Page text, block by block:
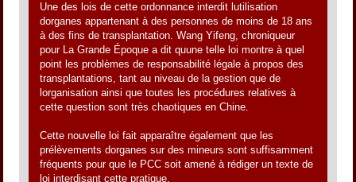
Une des lois de cette ordonnance interdit lutilisation
dorganes appartenant à des personnes de moins de 18 ans
à des fins de transplantation. Wang Yifeng, chroniqueur
pour La Grande Époque a dit quune telle loi montre à quel
point les problèmes de responsabilité légale à propos des
transplantations, tant au niveau de la gestion que de
lorganisation ainsi que toutes les procédures relatives à
cette question sont très chaotiques en Chine.
Cette nouvelle loi fait apparaître également que les
prélèvements dorganes sur des mineurs sont suffisamment
fréquents pour que le PCC soit amené à rédiger un texte de
loi interdisant cette pratique.